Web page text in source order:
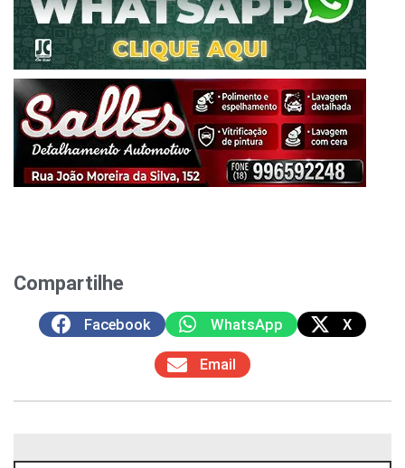
Compartilhe
Facebook WhatsApp X
Email